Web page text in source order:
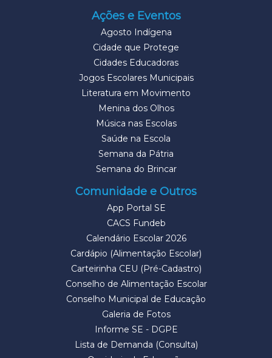
Ações e Eventos
Agosto Indígena
Cidade que Protege
Cidades Educadoras
Jogos Escolares Municipais
Literatura em Movimento
Menina dos Olhos
Música nas Escolas
Saúde na Escola
Semana da Pátria
Semana do Brincar
Comunidade e Outros
App Portal SE
CACS Fundeb
Calendário Escolar 2026
Cardápio (Alimentação Escolar)
Carteirinha CEU (Pré-Cadastro)
Conselho de Alimentação Escolar
Conselho Municipal de Educação
Galeria de Fotos
Informe SE - DGPE
Lista de Demanda (Consulta)